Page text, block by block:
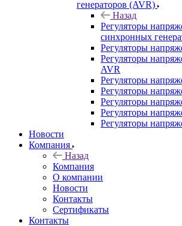
генераторов (AVR)
Назад
Регуляторы
синхронных
Регуляторы
Регуляторы
AVR
Регуляторы
Регуляторы
Регуляторы
Регуляторы
Регуляторы
Новости
Компания
Назад
Компания
О компании
Новости
Контакты
Сертификаты
Контакты